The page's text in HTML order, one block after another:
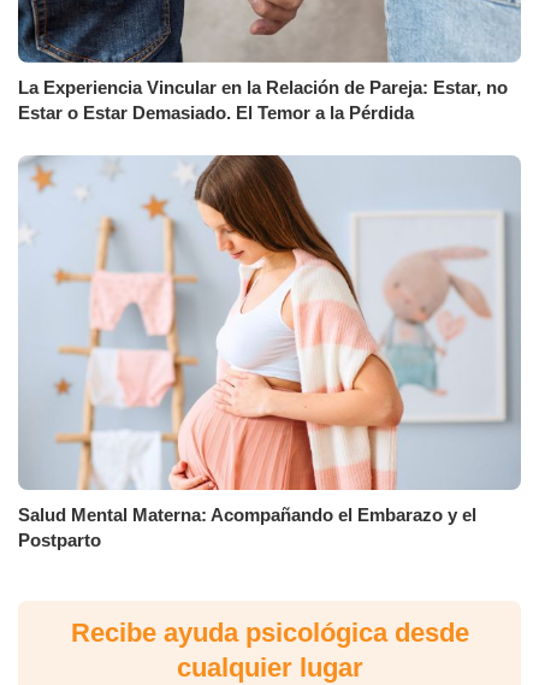
La Experiencia Vincular en la Relación de Pareja: Estar, no
Estar o Estar Demasiado. El Temor a la Pérdida
Salud Mental Materna: Acompañando el Embarazo y el
Postparto
Recibe ayuda psicológica desde
cualquier lugar